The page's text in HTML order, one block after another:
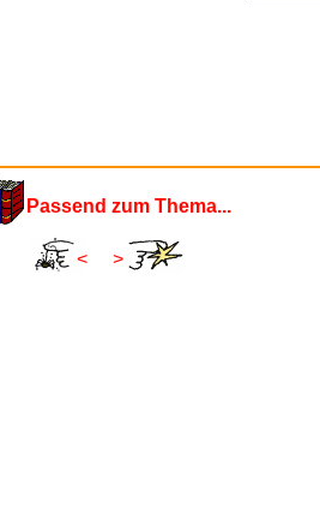
Passend zum Thema...
< >